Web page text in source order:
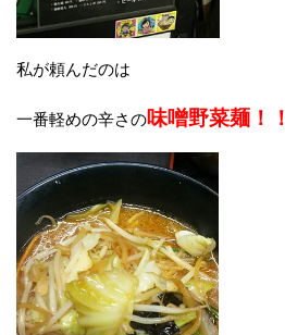
私が頼んだのは
一番軽めの辛さの味噌野菜麺！！